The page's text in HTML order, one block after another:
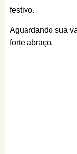
festivo.
Aguardando sua
forte abraço,